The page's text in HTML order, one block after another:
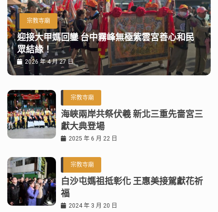
宗教寺廟
迎接大甲媽回鑾 台中霧峰無極紫雲宮善心和民
眾結緣！
2026 年 4 月 27 日
宗教寺廟
海峽兩岸共祭伏羲 新北三重先嗇宮三
獻大典登場
2025 年 6 月 22 日
宗教寺廟
白沙屯媽祖抵彰化 王惠美接駕獻花祈
福
2024 年 3 月 20 日